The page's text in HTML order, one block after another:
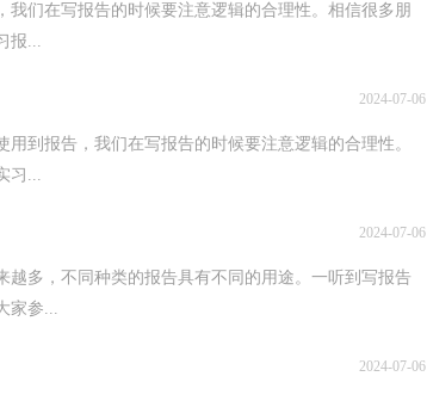
们在写报告的时候要注意逻辑的合理性。相信很多朋
报...
2024-07-06
到报告，我们在写报告的时候要注意逻辑的合理性。
习...
2024-07-06
多，不同种类的报告具有不同的用途。一听到写报告
家参...
2024-07-06